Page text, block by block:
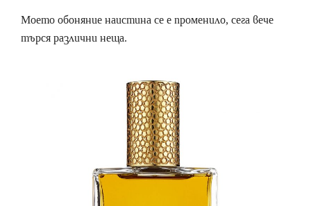
Моето обоняние наистина се е променило, сега вече
търся различни неща.